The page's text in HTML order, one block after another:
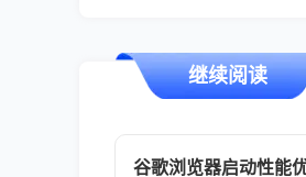
继续阅读